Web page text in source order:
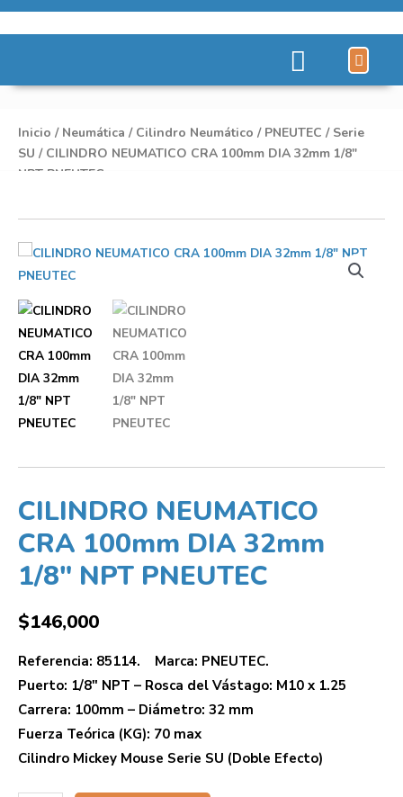
Inicio / Neumática / Cilindro Neumático / PNEUTEC / Serie
SU / CILINDRO NEUMATICO CRA 100mm DIA 32mm 1/8″
NPT PNEUTEC
CILINDRO NEUMATICO
CRA 100mm DIA 32mm
1/8″ NPT PNEUTEC
$146,000
Referencia: 85114. Marca: PNEUTEC.
Puerto: 1/8″ NPT – Rosca del Vástago: M10 x 1.25
Carrera: 100mm – Diámetro: 32 mm
Fuerza Teórica (KG): 70 max
Cilindro Mickey Mouse Serie SU (Doble Efecto)